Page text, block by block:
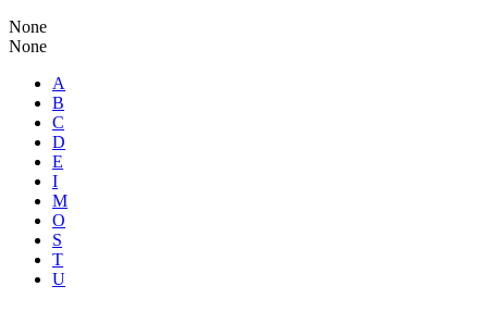
None
None
A
B
C
D
E
I
M
O
S
T
U